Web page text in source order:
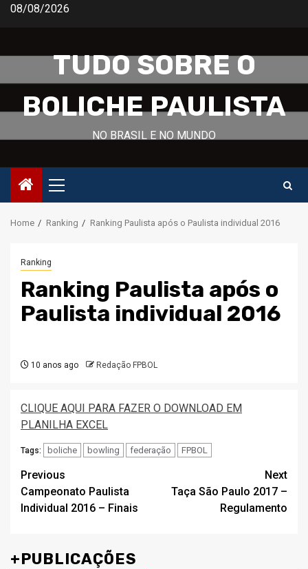
Skip08/08/2026
TUDO SOBRE O
BOLICHE PAULISTA
NO BRASIL E NO MUNDO
Primary
Menu
Home Ranking Ranking Paulista após o Paulista individual 2016
Ranking
Ranking Paulista após o
Paulista individual 2016
10 anos ago Redação FPBOL
CLIQUE AQUI PARA FAZER O DOWNLOAD EM
PLANILHA EXCEL
Tags: boliche bowling federação FPBOL
Post
navigation
Previous
Campeonato Paulista
Individual 2016 – Finais
Next
Taça São Paulo 2017 –
Regulamento
+PUBLICAÇÕES